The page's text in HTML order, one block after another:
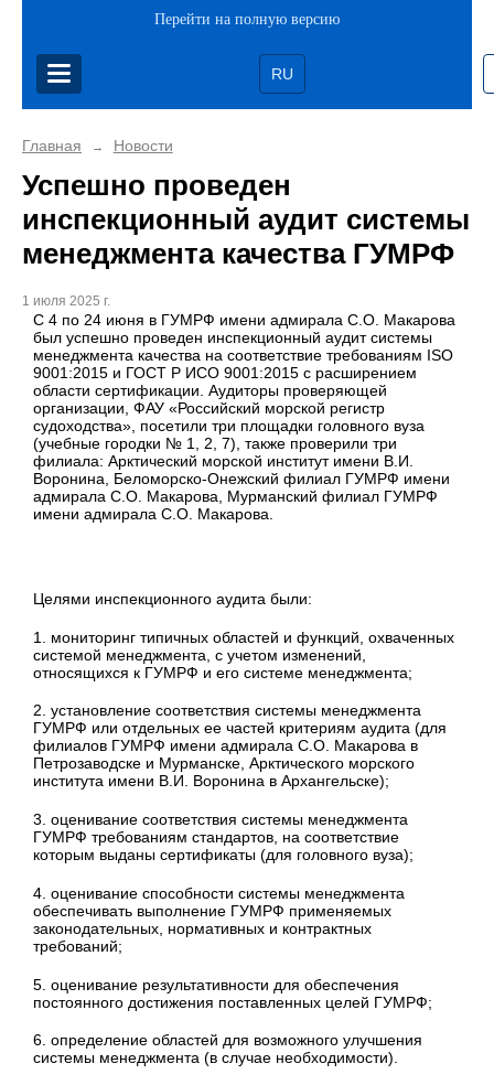
Перейти на полную версию
RU
Главная → Новости
Успешно проведен
инспекционный аудит системы
менеджмента качества ГУМРФ
1 июля 2025 г.
С 4 по 24 июня в ГУМРФ имени адмирала С.О. Макарова
был успешно проведен инспекционный аудит системы
менеджмента качества на соответствие требованиям ISO
9001:2015 и ГОСТ Р ИСО 9001:2015 с расширением
области сертификации. Аудиторы проверяющей
организации, ФАУ «Российский морской регистр
судоходства», посетили три площадки головного вуза
(учебные городки № 1, 2, 7), также проверили три
филиала: Арктический морской институт имени В.И.
Воронина, Беломорско-Онежский филиал ГУМРФ имени
адмирала С.О. Макарова, Мурманский филиал ГУМРФ
имени адмирала С.О. Макарова.
Целями инспекционного аудита были:
1. мониторинг типичных областей и функций, охваченных
системой менеджмента, с учетом изменений,
относящихся к ГУМРФ и его системе менеджмента;
2. установление соответствия системы менеджмента
ГУМРФ или отдельных ее частей критериям аудита (для
филиалов ГУМРФ имени адмирала С.О. Макарова в
Петрозаводске и Мурманске, Арктического морского
института имени В.И. Воронина в Архангельске);
3. оценивание соответствия системы менеджмента
ГУМРФ требованиям стандартов, на соответствие
которым выданы сертификаты (для головного вуза);
4. оценивание способности системы менеджмента
обеспечивать выполнение ГУМРФ применяемых
законодательных, нормативных и контрактных
требований;
5. оценивание результативности для обеспечения
постоянного достижения поставленных целей ГУМРФ;
6. определение областей для возможного улучшения
системы менеджмента (в случае необходимости).